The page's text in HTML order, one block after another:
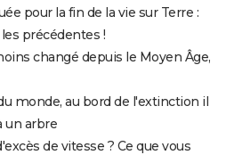
pour la fin de la vie sur Terre :
précédentes !
changé depuis le Moyen Âge,
monde, au bord de l'extinction il
un arbre
de vitesse ? Ce que vous